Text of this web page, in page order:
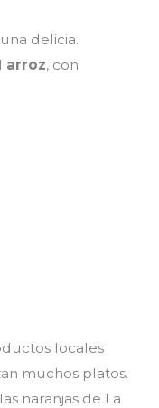
delicia.
arroz, con
locales
muchos platos.
naranjas de La